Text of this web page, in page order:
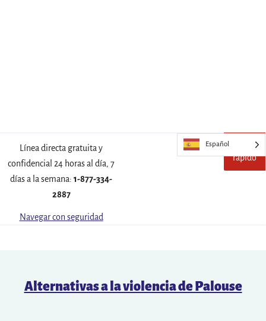
Línea directa gratuita y
confidencial 24 horas al día, 7
días a la semana: 1-877-334-
2887
Navegar con seguridad
Sal
de
este
Escape
rápido
Español
Alternativas a la violencia de Palouse